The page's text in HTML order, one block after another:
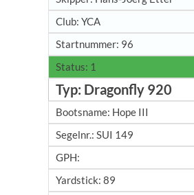
YCA
96
1
Dragonfly 920
Hope III
SUI 149
89